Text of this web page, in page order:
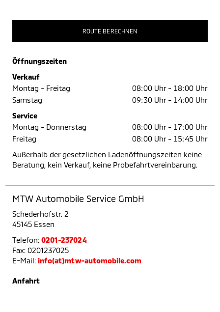
ROUTE BERECHNEN
Öffnungszeiten
Verkauf
Montag - Freitag
08:00 Uhr - 18:00 Uhr
Samstag
09:30 Uhr - 14:00 Uhr
Service
Montag - Donnerstag
08:00 Uhr - 17:00 Uhr
Freitag
08:00 Uhr - 15:45 Uhr
Außerhalb der gesetzlichen Ladenöffnungszeiten keine
Beratung, kein Verkauf, keine Probefahrtvereinbarung.
MTW Automobile Service GmbH
Schederhofstr. 2
45145 Essen
Telefon: 0201-237024
Fax: 0201237025
E-Mail: info(at)mtw-automobile.com
Anfahrt